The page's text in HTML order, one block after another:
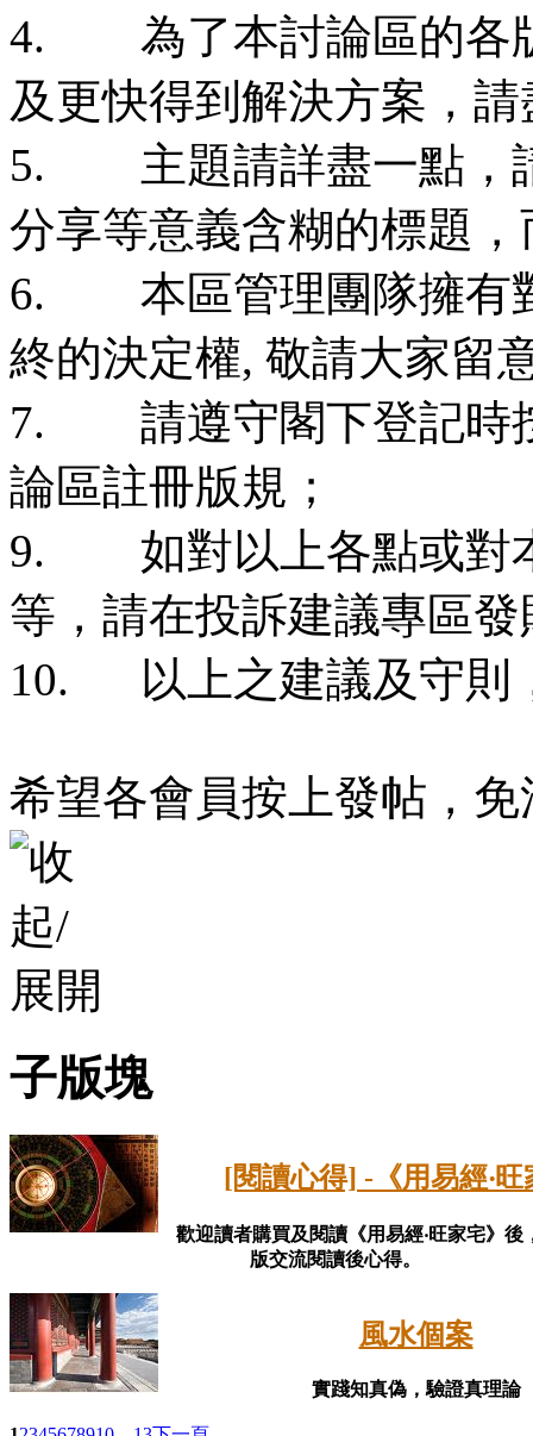
4. 為了本討論區的各
及更快得到解決方案，
5. 主題請詳盡一點，請
分享等意義含糊的標題
6. 本區管理團隊擁有
終的決定權, 敬請大家留
7. 請遵守閣下登記時
論區註冊版規；
9. 如對以上各點或對
等，請在投訴建議專區
10. 以上之建議及守則
希望各會員按上發帖，
子版塊
[閱讀心得] -《用易經‧旺
歡迎讀者購買及閱讀《用易經‧旺家宅》後
版交流閱讀後心得。
風水個案
實踐知真偽，驗證真理論